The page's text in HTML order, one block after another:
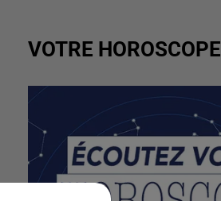
VOTRE HOROSCOPE